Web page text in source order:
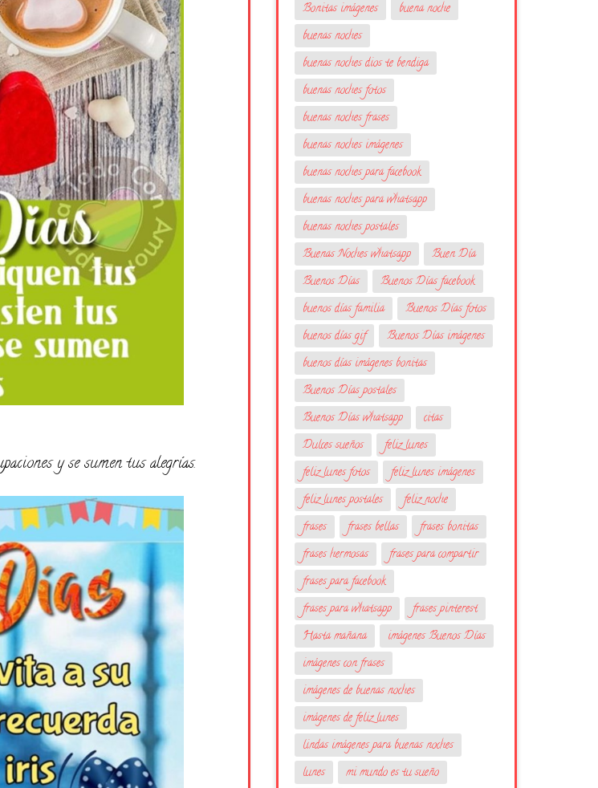
y se sumen tus alegrías.
Bonitas imágenes
buena noche
buenas noches
buenas noches dios te bendiga
buenas noches fotos
buenas noches frases
buenas noches imágenes
buenas noches para facebook
buenas noches para whatsapp
buenas noches postales
Buenas Noches whatsapp
Buen Día
Buenos Días
Buenos Días facebook
buenos días familia
Buenos Días fotos
buenos días gif
Buenos Días imágenes
buenos días imágenes bonitas
Buenos Días postales
Buenos Días whatsapp
citas
Dulces sueños
feliz lunes
feliz lunes fotos
feliz lunes imágenes
feliz lunes postales
feliz noche
frases
frases bellas
frases bonitas
frases hermosas
frases para compartir
frases para facebook
frases para whatsapp
frases pinterest
Hasta mañana
imágenes Buenos Días
imágenes con frases
imágenes de buenas noches
imágenes de feliz lunes
lindas imágenes para buenas noches
lunes
mi mundo es tu sueño